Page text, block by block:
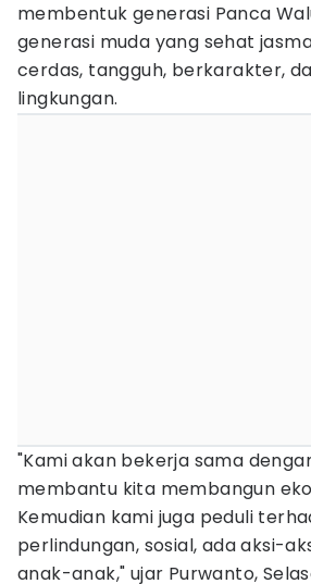
membentuk generasi Panca
generasi muda yang sehat
cerdas, tangguh, berkarakter,
lingkungan.
"Kami akan bekerja sama
membantu kita membangun
Kemudian kami juga peduli
perlindungan, sosial, ada aksi-
anak-anak," ujar Purwanto,